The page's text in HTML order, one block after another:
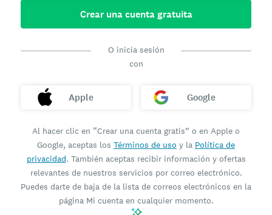
Crear una cuenta gratuita
O inicia sesión
con
Apple Google
Al hacer clic en “Crear una cuenta gratis” o en Apple o
Google, aceptas los Términos de uso y la Política de
privacidad. También aceptas recibir información y ofertas
relevantes de nuestros servicios por correo electrónico.
Puedes darte de baja de la lista de correos electrónicos en la
página Mi cuenta en cualquier momento.